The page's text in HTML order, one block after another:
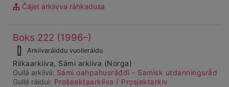
Čájet arkiivva ráhkadusa
Ohcanboađus
99986
Boks 222 (1996–)
dárkkes
dieđuid
Arkiivaráiddu vuolleráidu
Riikaarkiiva, Sámi arkiiva (Norga)
Gullá arkiivii: Sámi oahpahusráđđi - Samisk utdanningsråd
Gullá ráidui: Prošeaktaarkiiva / Prosjektarkiv